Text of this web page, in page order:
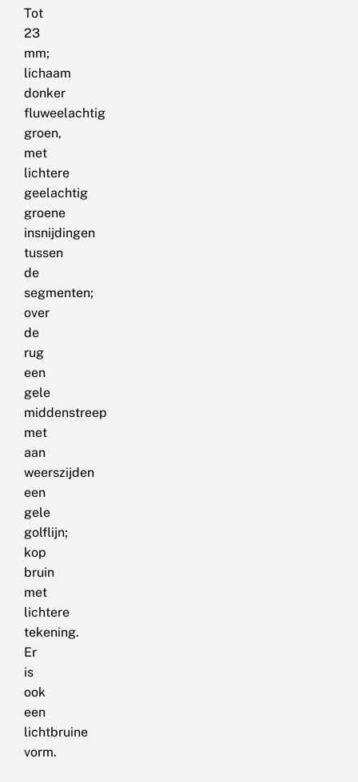
Tot
23
mm;
lichaam
donker
fluweelachtig
groen,
met
lichtere
geelachtig
groene
insnijdingen
tussen
de
segmenten;
over
de
rug
een
gele
middenstreep
met
aan
weerszijden
een
gele
golflijn;
kop
bruin
met
lichtere
tekening.
Er
is
ook
een
lichtbruine
vorm.